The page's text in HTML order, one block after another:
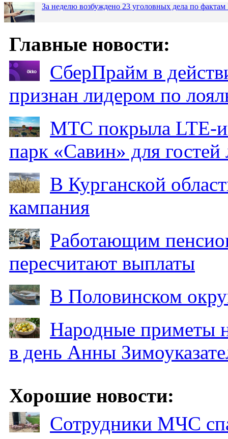
За неделю возбуждено 23 уголовных дела по
Главные новости:
СберПрайм в
признан лидером по
МТС покрыла LTE-
парк «Савин» для гостей
В Курганской
кампания
Работающим
пересчитают выплаты
В Половинском
Народные приметы
в день Анны
Хорошие новости:
Сотрудники МЧС